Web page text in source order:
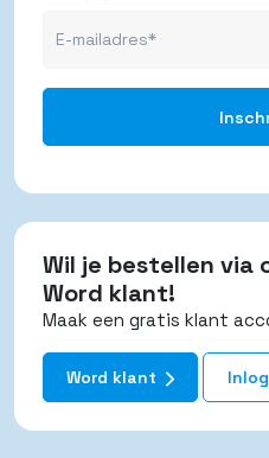
Wil je bestellen via
Word klant!
Maak een gratis klant
Word klant